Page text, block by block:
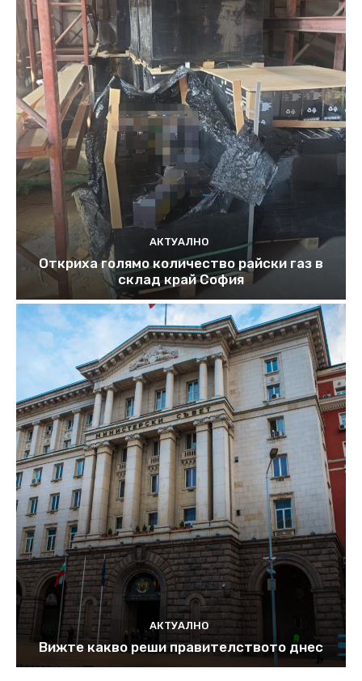
АКТУАЛНО
Откриха голямо количество райски газ в
склад край София
АКТУАЛНО
Вижте какво реши правителството днес